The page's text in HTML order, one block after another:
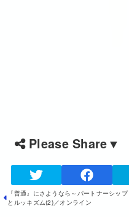
Please Share▼
『普通』にさようなら～パートナーシップ
とルッキズム(2)／オンライン